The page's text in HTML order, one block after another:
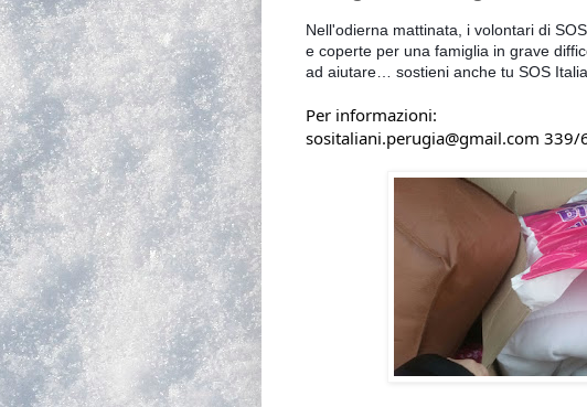
Nell'odierna mattinata, i volontari di
e coperte per una famiglia in grave
ad aiutare… sostieni anche tu SOS
Per informazioni:
sositaliani.perugia@gmail.com 339/